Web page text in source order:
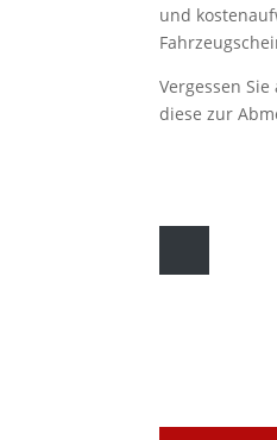
und
Vergessen
diese zur